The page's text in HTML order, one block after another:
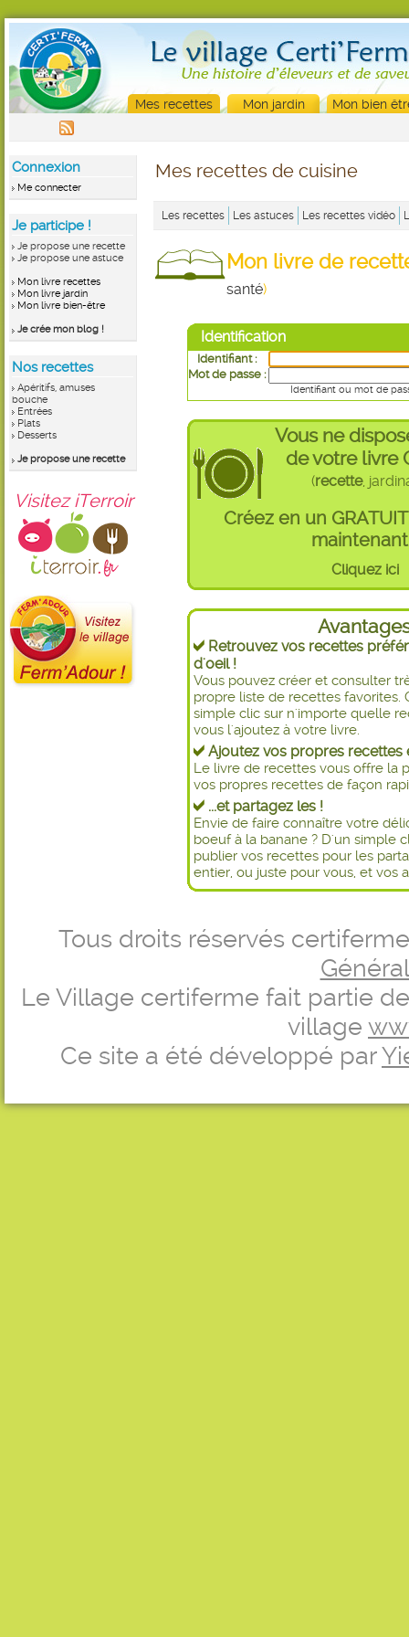
Mes recettes Mon jardin Mon bien
Connexion
Me connecter
Je participe !
Je propose une recette
Je propose une astuce
Mon livre recettes
Mon livre jardin
Mon livre bien-être
Je crée mon blog !
Nos recettes
Apéritifs, amuses
bouche
Entrées
Plats
Desserts
Je propose une recette
Visitez iTerroir
Mes recettes de cuisine
Les recettes Les astuces Les recettes vidéo
Mon livre de
santé)
Identification
Identifiant :
Mot de passe :
Identifiant ou mot de
Vous ne
de votre livre
(recette,
Créez en un
Cliquez ici
Retrouvez vos recettes
d'oeil !
Vous pouvez créer et consulter
propre liste de recettes favorites.
simple clic sur n'importe quelle
vous l'ajoutez à votre livre.
Ajoutez vos propres recettes
Le livre de recettes vous offre la
vos propres recettes de façon
...et partagez les !
Envie de faire connaître votre
boeuf à la banane ? D'un simple
publier vos recettes pour les
entier, ou juste pour vous, et vos
Tous droits réservés
Le Village certiferme fait partie
village
Ce site a été développé par